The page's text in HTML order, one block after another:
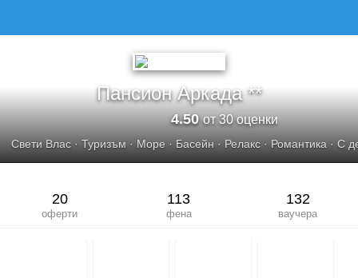
Пансион Аркада **
4.50от 30 оценки
Свети Влас · Туризъм · Море · Басейн · Релакс · Романтика · С
20
оферти
113
фена
132
ваучера